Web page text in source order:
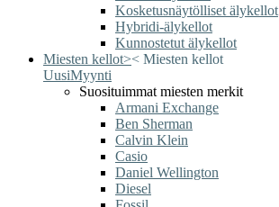
Kosketusnäytölliset älykellot
Hybridi-älykellot
Kunnostetut älykellot
Miesten kellot>< Miesten kellot
UusiMyynti
Suosituimmat miesten merkit
Armani Exchange
Ben Sherman
Calvin Klein
Casio
Daniel Wellington
Diesel